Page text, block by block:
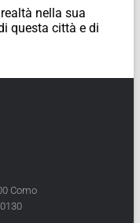
nella sua
questa città e di
Como